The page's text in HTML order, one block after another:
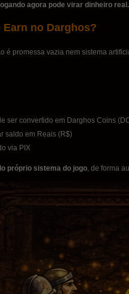
agora pode virar dinheiro real.
Earn no Darghos?
é promessa vazia nem sistema
ser convertido em Darghos Coins
saldo em Reais (R$)
via PIX
próprio sistema do jogo, de forma